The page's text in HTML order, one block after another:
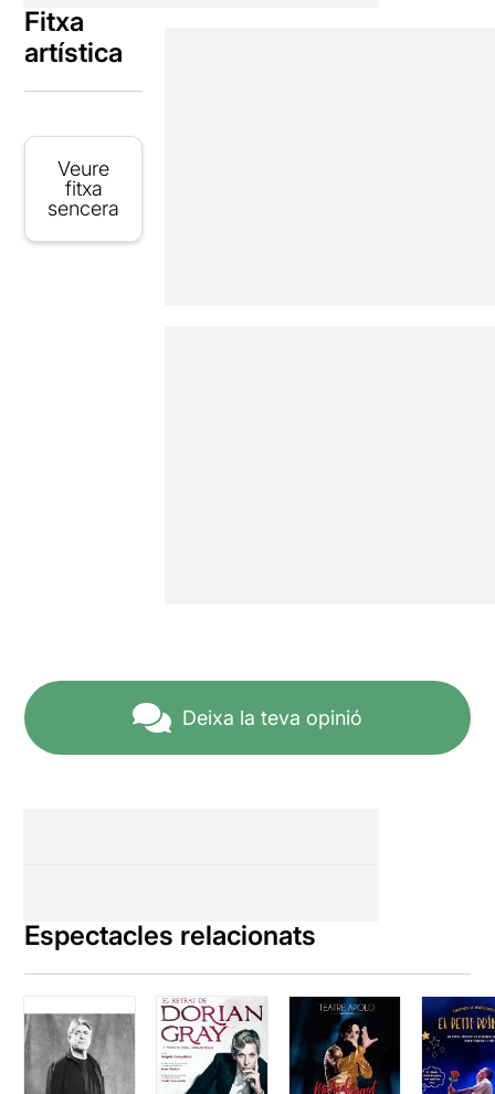
Fitxa
artística
Veure
fitxa
sencera
Deixa la teva opinió
Espectacles relacionats